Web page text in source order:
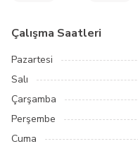
Çalışma Saatleri
Pazartesi
Salı
Çarşamba
Perşembe
Cuma